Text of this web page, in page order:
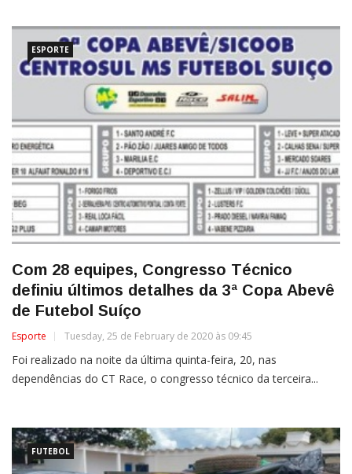
ESPORTE
Com 28 equipes, Congresso Técnico
definiu últimos detalhes da 3ª Copa Abevê
de Futebol Suíço
Esporte Tuesday, 25 de February de 2020 às 09:45
Foi realizado na noite da última quinta-feira, 20, nas
dependências do CT Race, o congresso técnico da terceira...
FUTEBOL